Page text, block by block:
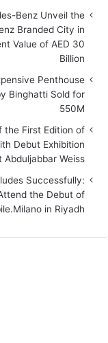
Benz Unveil the
Branded City in
Value of AED 30
Billion
Penthouse
Binghatti Sold for
550M
the First Edition of
Debut Exhibition
Weiss
Successfully:
the Debut of
in Riyadh